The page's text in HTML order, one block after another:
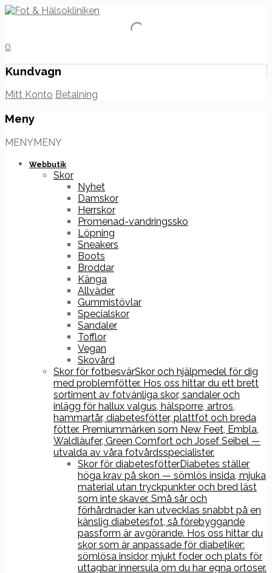
0
Kundvagn
Mitt Konto Betalning
Meny
Hoppa
innehåll
MENYMENY
Webbutik
Skor
Nyhet
Damskor
Herrskor
Promenad-vandringssko
Löpning
Sneakers
Boots
Broddar
Känga
Allväder
Gummistövlar
Specialskor
Sandaler
Tofflor
Vegan
Skovård
Skor för fotbesvärSkor och hjälpmedel för dig
med problemfötter. Hos oss hittar du ett brett
sortiment av fotvänliga skor, sandaler och
inlägg för hallux valgus, hälsporre, artros,
hammartår, diabetesfötter, plattfot och breda
fötter. Premiummärken som New Feet, Embla,
Waldläufer, Green Comfort och Josef Seibel —
utvalda av våra fotvårdsspecialister.
Skor för diabetesfötterDiabetes ställer
höga krav på skon — sömlös insida, mjuka
material utan tryckpunkter och bred läst
som inte skaver. Små sår och
förhårdnader kan utvecklas snabbt på en
känslig diabetesfot, så förebyggande
passform är avgörande. Hos oss hittar du
skor som är anpassade för diabetiker:
sömlösa insidor, mjukt foder och plats för
uttagbar innersula om du har egna ortoser.